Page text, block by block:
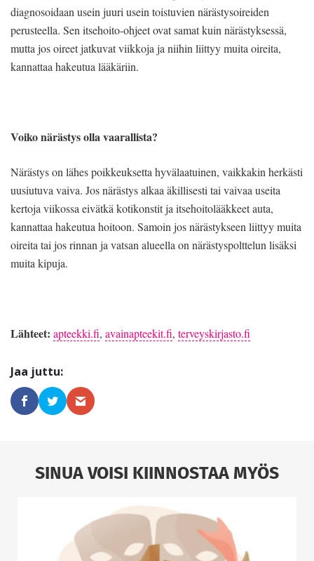
diagnosoidaan usein juuri usein toistuvien närästysoireiden
perusteella. Sen itsehoito-ohjeet ovat samat kuin närästyksessä,
mutta jos oireet jatkuvat viikkoja ja niihin liittyy muita oireita,
kannattaa hakeutua lääkäriin.
Voiko närästys olla vaarallista?
Närästys on lähes poikkeuksetta hyvälaatuinen, vaikkakin herkästi
uusiutuva vaiva. Jos närästys alkaa äkillisesti tai vaivaa useita
kertoja viikossa eivätkä kotikonstit ja itsehoitolääkkeet auta,
kannattaa hakeutua hoitoon. Samoin jos närästykseen liittyy muita
oireita tai jos rinnan ja vatsan alueella on närästyspolttelun lisäksi
muita kipuja.
Lähteet: apteekki.fi, avainapteekit.fi, terveyskirjasto.fi
SINUA VOISI KIINNOSTAA MYÖS